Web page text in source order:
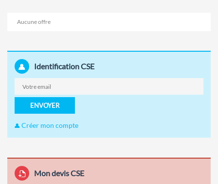
Aucune offre
Identification CSE
ENVOYER
Créer mon compte
Mon devis CSE